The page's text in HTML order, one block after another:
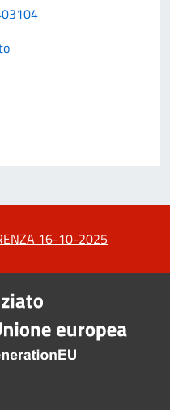
16-10-2025